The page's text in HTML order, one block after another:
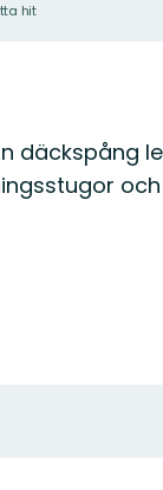
hit
däckspång